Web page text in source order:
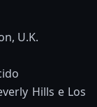
U.K.
Hills e Los